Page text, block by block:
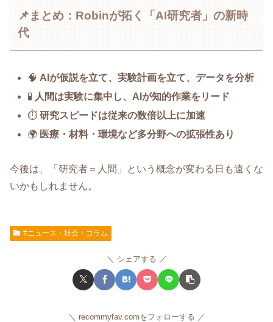
📌まとめ：Robinが拓く「AI研究者」の新時
代
🧠 AIが仮説を立て、実験計画を立て、データを分析
🧪 人間は実験に集中し、AIが知的作業をリード
⏱️研究スピードは従来の数倍以上に加速
🌍 医療・材料・環境など多分野への拡張性あり
今後は、「研究者＝人間」という概念が変わる日も遠くな
いかもしれません。
#ニュース・社会・コラム
シェアする
recommyfav.comをフォローする